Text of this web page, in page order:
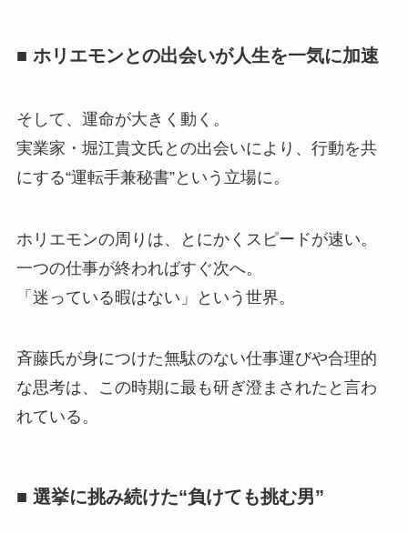
■ ホリエモンとの出会いが人生を一気に加速
そして、運命が大きく動く。
実業家・堀江貴文氏との出会いにより、行動を共
にする“運転手兼秘書”という立場に。
ホリエモンの周りは、とにかくスピードが速い。
一つの仕事が終わればすぐ次へ。
「迷っている暇はない」という世界。
斉藤氏が身につけた無駄のない仕事運びや合理的
な思考は、この時期に最も研ぎ澄まされたと言わ
れている。
■ 選挙に挑み続けた“負けても挑む男”